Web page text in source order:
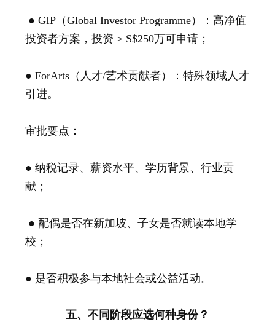
● GIP（Global Investor Programme）：高净值
投资者方案，投资 ≥ S$250万可申请；
● ForArts（人才/艺术贡献者）：特殊领域人才
引进。
审批要点：
● 纳税记录、薪资水平、学历背景、行业贡
献；
● 配偶是否在新加坡、子女是否就读本地学
校；
● 是否积极参与本地社会或公益活动。
五、不同阶段应选何种身份？